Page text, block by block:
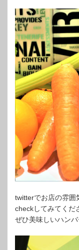
twitterでお店の雰囲
checkしてみてくだ
ぜひ美味しいハン